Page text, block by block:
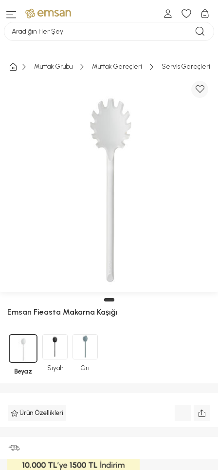
Aradığın Her Şey
Mutfak Grubu Mutfak Gereçleri Servis Gereçleri
Emsan Fieasta Makarna Kaşığı
Beyaz Siyah Gri
Ürün Özellikleri